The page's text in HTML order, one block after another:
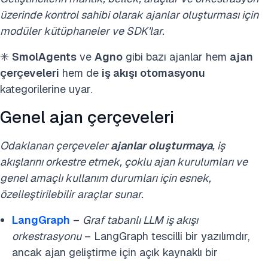
üzerinde kontrol sahibi olarak ajanlar oluşturması için
modüler kütüphaneler ve SDK'lar.
✳️ SmolAgents ve Agno gibi bazı ajanlar hem ajan
çerçeveleri hem de iş akışı otomasyonu
kategorilerine uyar.
Genel ajan çerçeveleri
Odaklanan çerçevelerajanlar oluşturmaya, iş
akışlarını orkestre etmek, çoklu ajan kurulumları ve
genel amaçlı kullanım durumları için esnek,
özelleştirilebilir araçlar sunar.
LangGraph – Graf tabanlı LLM iş akışı
orkestrasyonu– LangGraph tescilli bir yazılımdır,
ancak ajan geliştirme için açık kaynaklı bir